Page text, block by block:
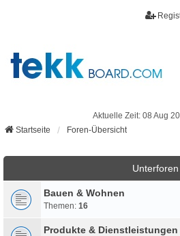
Aktuelle Zeit: 08 Aug
Startseite
Foren-Übersicht
Unterforen
Bauen & Wohnen
Themen: 16
Produkte & Dienstleistungen